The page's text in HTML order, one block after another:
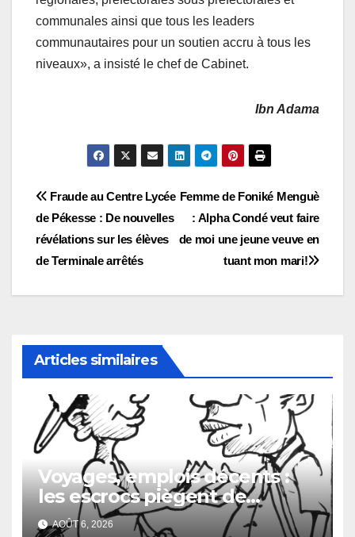
communales ainsi que tous les leaders
communautaires pour un soutien accru à tous les
niveaux», a insisté le chef de Cabinet.
Ibn Adama
Navigation
de
l’article
Femme de Foniké Menguè
: Alpha Condé veut faire
de moi une jeune veuve en
tuant mon mari!
Fraude au Centre Lycée
de Pékesse : De nouvelles
révélations sur les élèves
de Terminale arrêtés
Articles similaires
Voyages, emplois décents :
les escrocs piègent de
nombreux jeunes
AOÛT 6, 2026